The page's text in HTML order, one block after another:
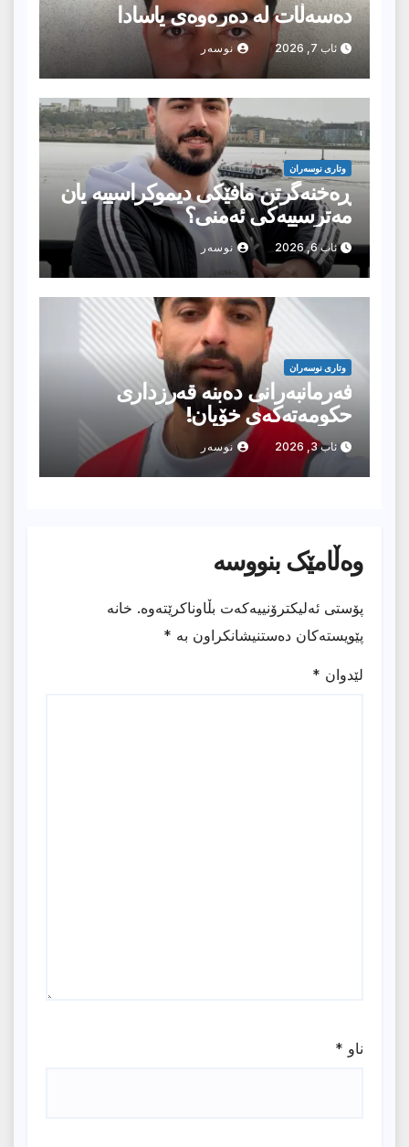
دەسەڵات لە دەرەوەی یاسادا
ئاب 7, 2026 نوسەر
وتارى نوسەران
ڕەخنەگرتن مافێکی دیموکراسییە یان
مەترسییەکی ئەمنی؟
ئاب 6, 2026 نوسەر
وتارى نوسەران
فەرمانبەرانی دەبنە قەرزداری
حکومەتەکەی خۆیان!
ئاب 3, 2026 نوسەر
وەڵامێک بنووسە
پۆستی ئەلیکترۆنییەکەت بڵاوناکرێتەوە. خانە
پێویستەکان دەستنیشانکراون بە *
لێدوان *
ناو *